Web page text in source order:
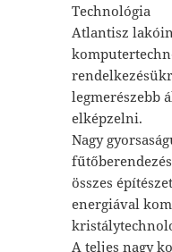
Technológia
Atlantisz
legmerészebb
elképzelni.
Nagy
összes
energiával
A teljes nagy